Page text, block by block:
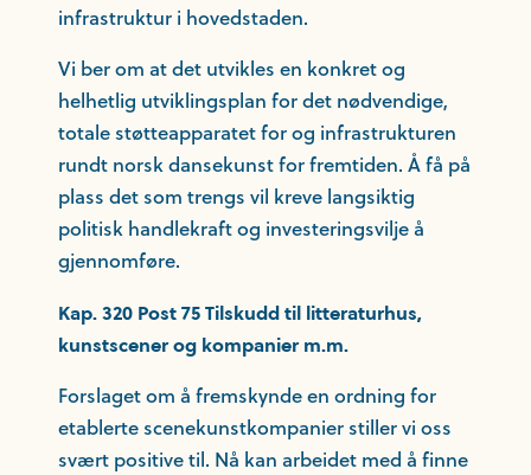
infrastruktur i hovedstaden.
Vi ber om at det utvikles en konkret og
helhetlig utviklingsplan for det nødvendige,
totale støtteapparatet for og infrastrukturen
rundt norsk dansekunst for fremtiden. Å få på
plass det som trengs vil kreve langsiktig
politisk handlekraft og investeringsvilje å
gjennomføre.
Kap. 320 Post 75 Tilskudd til litteraturhus,
kunstscener og kompanier m.m.
Forslaget om å fremskynde en ordning for
etablerte scenekunstkompanier stiller vi oss
svært positive til. Nå kan arbeidet med å finne